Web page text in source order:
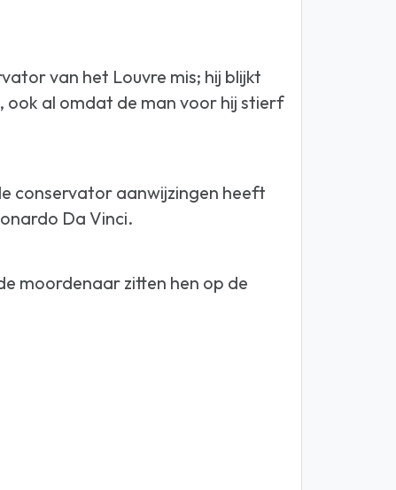
van het Louvre mis; hij blijkt
al omdat de man voor hij stierf
conservator aanwijzingen heeft
Da Vinci.
moordenaar zitten hen op de